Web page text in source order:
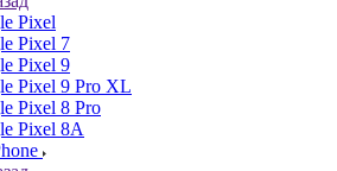
Pixel
Pixel 7
Pixel 9
Pixel 9 Pro XL
Pixel 8 Pro
Pixel 8A